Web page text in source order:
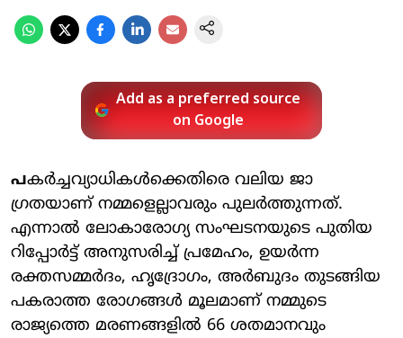
Add as a preferred source
on Google
പകർച്ചവ്യാധികൾക്കെതിരെ വലിയ ജാ​
ഗ്രതയാണ് നമ്മളെല്ലാവരും പുലർത്തുന്നത്.
എന്നാൽ ലോകാരോഗ്യ സംഘടനയുടെ പുതിയ
റിപ്പോർട്ട് അനുസരിച്ച് പ്രമേഹം, ഉയർന്ന
രക്തസമ്മർദം, ഹൃദ്രോഗം, അർബുദം തുടങ്ങിയ
പകരാത്ത രോഗങ്ങൾ മൂലമാണ് നമ്മുടെ
രാജ്യത്തെ മരണങ്ങളിൽ 66 ശതമാനവും